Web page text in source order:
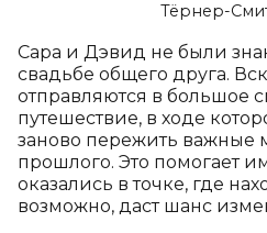
Тёрнер-
Сара и Дэвид не были
свадьбе общего друга.
отправляются в большое
путешествие, в ходе
заново пережить важные
прошлого. Это помогает
оказались в точке, где
возможно, даст шанс